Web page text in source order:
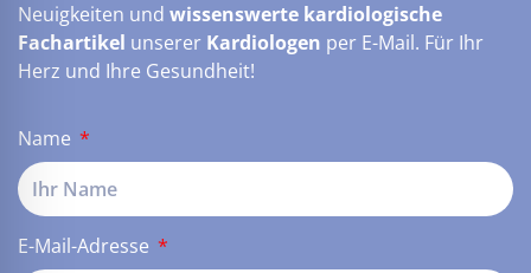
Neuigkeiten und wissenswerte kardiologische
Fachartikel unserer Kardiologen per E-Mail. Für Ihr
Herz und Ihre Gesundheit!
Name
E-Mail-Adresse